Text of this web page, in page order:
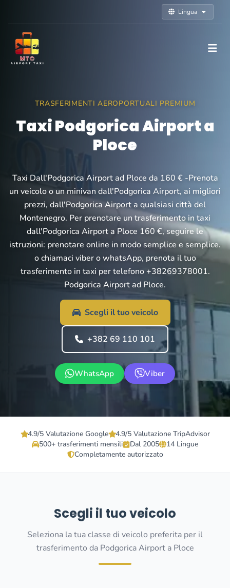
Lingua
TRASFERIMENTI AEROPORTUALI PREMIUM
Taxi Podgorica Airport a
Ploce
Taxi Dall'Podgorica Airport ad Ploce da 160 € -Prenota
un veicolo o un minivan dall'Podgorica Airport, ai migliori
prezzi, dall'Podgorica Airport a qualsiasi città del
Montenegro. Per prenotare un trasferimento in taxi
dall'Podgorica Airport a Ploce 160 €, seguire le
istruzioni: prenotare online in modo semplice e semplice.
o chiamaci viber o whatsApp, prenota il tuo
trasferimento in taxi per telefono +38269378001.
Podgorica Airport ad Ploce.
Scegli il tuo veicolo
+382 69 110 101
WhatsApp Viber
4.9/5 Valutazione Google
4.9/5 Valutazione TripAdvisor
500+ trasferimenti mensili
Dal 2005
14 Lingue
Completamente autorizzato
Scegli il tuo veicolo
Seleziona la tua classe di veicolo preferita per il
trasferimento da Podgorica Airport a Ploce